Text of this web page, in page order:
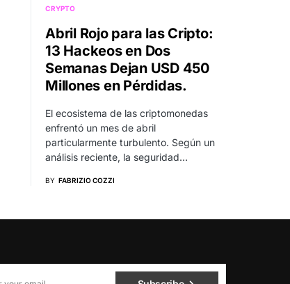
CRYPTO
Abril Rojo para las Cripto:
13 Hackeos en Dos
Semanas Dejan USD 450
Millones en Pérdidas.
El ecosistema de las criptomonedas
enfrentó un mes de abril
particularmente turbulento. Según un
análisis reciente, la seguridad…
BY FABRIZIO COZZI